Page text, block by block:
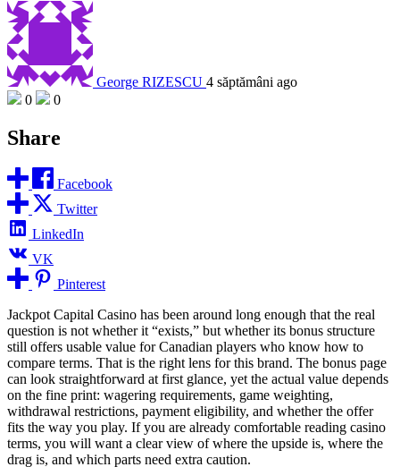
George RIZESCU 4 săptămâni ago
0
0
Share
Facebook
Twitter
LinkedIn
VK
Pinterest
Jackpot Capital Casino has been around long enough that the real
question is not whether it “exists,” but whether its bonus structure
still offers usable value for Canadian players who know how to
compare terms. That is the right lens for this brand. The bonus page
can look straightforward at first glance, yet the actual value depends
on the fine print: wagering requirements, game weighting,
withdrawal restrictions, payment eligibility, and whether the offer
fits the way you play. If you are already comfortable reading casino
terms, you will want a clear view of where the upside is, where the
drag is, and which parts need extra caution.